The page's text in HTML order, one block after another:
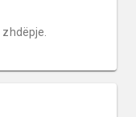
zhdëpje.